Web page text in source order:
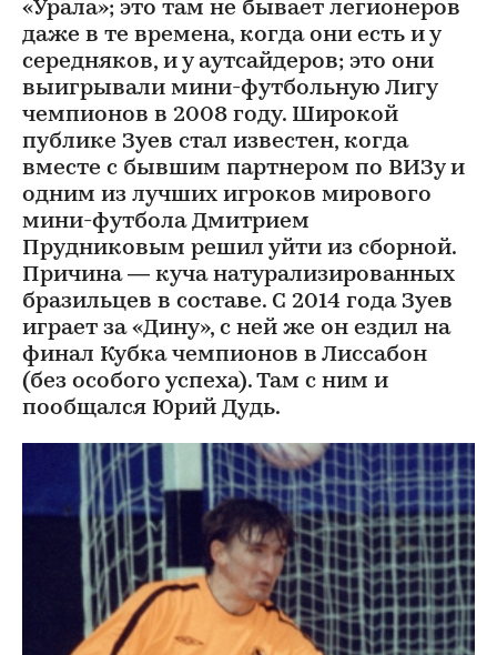
«Урала»; это там не бывает легионеров
даже в те времена, когда они есть и у
середняков, и у аутсайдеров; это они
выигрывали мини-футбольную Лигу
чемпионов в 2008 году. Широкой
публике Зуев стал известен, когда
вместе с бывшим партнером по ВИЗу и
одним из лучших игроков мирового
мини-футбола Дмитрием
Прудниковым решил уйти из сборной.
Причина — куча натурализированных
бразильцев в составе. С 2014 года Зуев
играет за «Дину», с ней же он ездил на
финал Кубка чемпионов в Лиссабон
(без особого успеха). Там с ним и
пообщался Юрий Дудь.